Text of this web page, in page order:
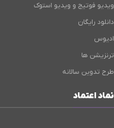
ویدیو فوتیج و ویدیو استوک
دانلود رایگان
ادیوس
ترنزیشن ها
طرح تدوین سالانه
نماد اعتماد